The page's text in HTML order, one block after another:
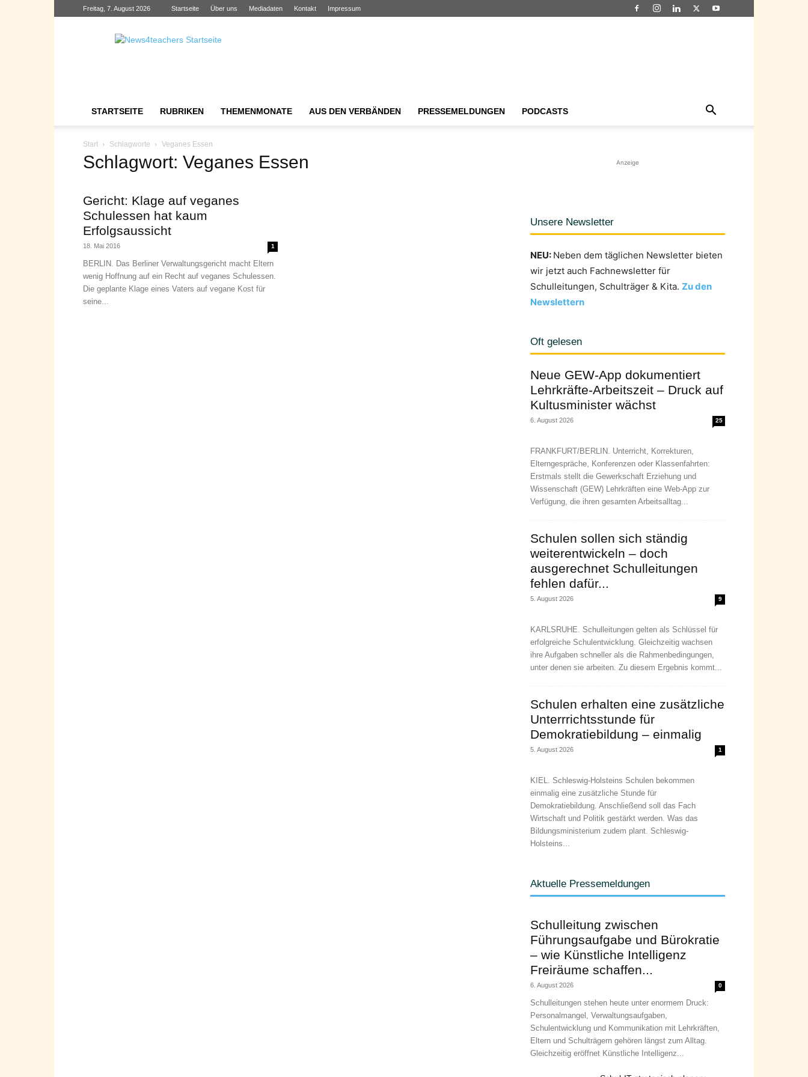
Freitag, 7. August 2026 Startseite Über uns Mediadaten Kontakt Impressum
News4teachers
STARTSEITE RUBRIKEN THEMENMONATE AUS DEN VERBÄNDEN PRESSEMELDUNGEN PODCASTS
Start Schlagworte Veganes Essen
Schlagwort: Veganes Essen
Gericht: Klage auf veganes
Schulessen hat kaum
Erfolgsaussicht
18. Mai 2016 1
BERLIN. Das Berliner Verwaltungsgericht macht Eltern
wenig Hoffnung auf ein Recht auf veganes Schulessen.
Die geplante Klage eines Vaters auf vegane Kost für
seine...
Anzeige
Unsere Newsletter
NEU: Neben dem täglichen Newsletter bieten
wir jetzt auch Fachnewsletter für
Schulleitungen, Schulträger & Kita. Zu den
Newslettern
Oft gelesen
Neue GEW-App dokumentiert
Lehrkräfte-Arbeitszeit – Druck auf
Kultusminister wächst
6. August 2026 25
FRANKFURT/BERLIN. Unterricht, Korrekturen,
Elterngespräche, Konferenzen oder Klassenfahrten:
Erstmals stellt die Gewerkschaft Erziehung und
Wissenschaft (GEW) Lehrkräften eine Web-App zur
Verfügung, die ihren gesamten Arbeitsalltag...
Schulen sollen sich ständig
weiterentwickeln – doch
ausgerechnet Schulleitungen
fehlen dafür...
5. August 2026 9
KARLSRUHE. Schulleitungen gelten als Schlüssel für
erfolgreiche Schulentwicklung. Gleichzeitig wachsen
ihre Aufgaben schneller als die Rahmenbedingungen,
unter denen sie arbeiten. Zu diesem Ergebnis kommt...
Schulen erhalten eine zusätzliche
Unterrrichtsstunde für
Demokratiebildung – einmalig
5. August 2026 1
KIEL. Schleswig-Holsteins Schulen bekommen
einmalig eine zusätzliche Stunde für
Demokratiebildung. Anschließend soll das Fach
Wirtschaft und Politik gestärkt werden. Was das
Bildungsministerium zudem plant. Schleswig-
Holsteins...
Aktuelle Pressemeldungen
Schulleitung zwischen
Führungsaufgabe und Bürokratie
– wie Künstliche Intelligenz
Freiräume schaffen...
6. August 2026 0
Schulleitungen stehen heute unter enormem Druck:
Personalmangel, Verwaltungsaufgaben,
Schulentwicklung und Kommunikation mit Lehrkräften,
Eltern und Schulträgern gehören längst zum Alltag.
Gleichzeitig eröffnet Künstliche Intelligenz...